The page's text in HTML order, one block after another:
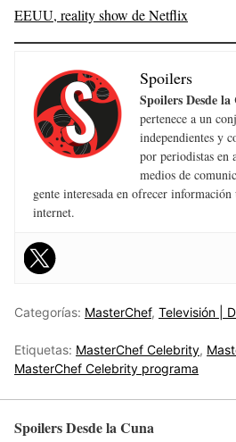
EEUU, reality show de Netflix
Spoilers
Spoilers Desde la
pertenece a un
independientes y
por periodistas en
medios de
gente interesada en ofrecer
internet.
Categorías: MasterChef, Televisión |
Etiquetas: MasterChef Celebrity,
MasterChef Celebrity programa
Spoilers Desde la Cuna